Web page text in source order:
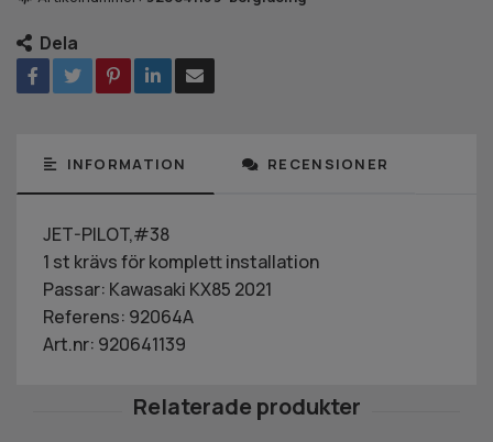
Dela
INFORMATION RECENSIONER
JET-PILOT,#38
1 st krävs för komplett installation
Passar: Kawasaki KX85 2021
Referens: 92064A
Art.nr: 920641139